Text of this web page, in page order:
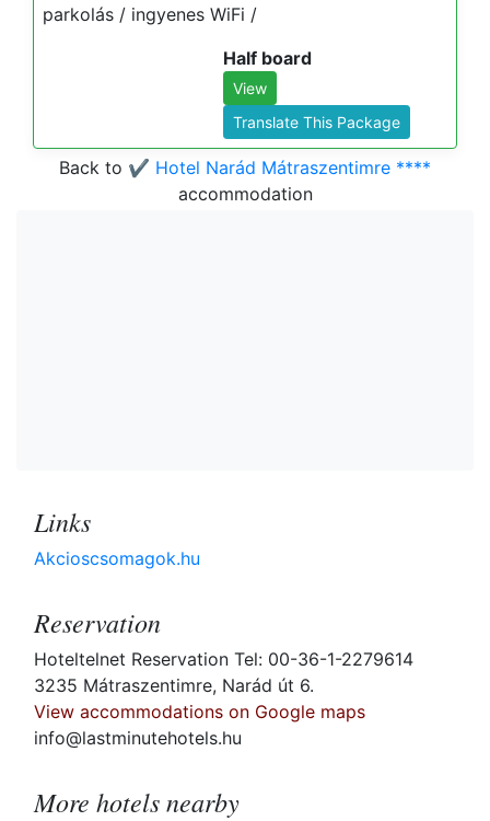
parkolás / ingyenes WiFi /
Half board
View
Translate This Package
Back to ✔️ Hotel Narád Mátraszentimre ****
accommodation
Links
Akcioscsomagok.hu
Reservation
Hoteltelnet Reservation Tel: 00-36-1-2279614
3235 Mátraszentimre, Narád út 6.
View accommodations on Google maps
info@lastminutehotels.hu
More hotels nearby